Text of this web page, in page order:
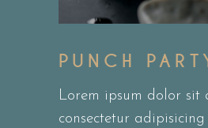
PUNCH
Lorem ipsum dolor sit
consectetur